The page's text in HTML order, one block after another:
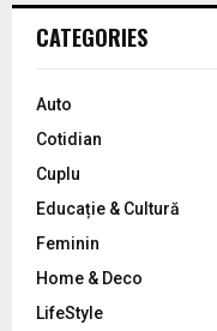
h
o
:
CATEGORIES
Auto
Cotidian
Cuplu
Educație & Cultură
Feminin
Home & Deco
LifeStyle